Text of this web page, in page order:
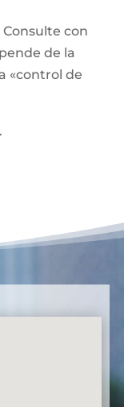
Consulte con
de la
«control de